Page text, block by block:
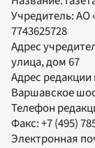
Учредитель:АО
7743625728
Адрес
улица, дом 67
Адрес редакции
Варшавское
Телефон
Факс:+7 (495)
Электронная